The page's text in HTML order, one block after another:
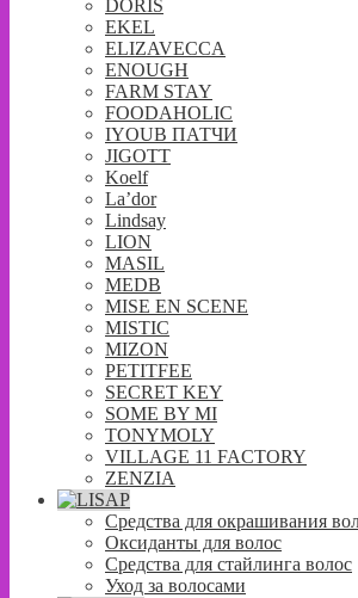
DORIS
EKEL
ELIZAVECCA
ENOUGH
FARM STAY
FOODAHOLIC
IYOUB ПАТЧИ
JIGOTT
Koelf
La’dor
Lindsay
LION
MASIL
MEDB
MISE EN SCENE
MISTIC
MIZON
PETITFEE
SECRET KEY
SOME BY MI
TONYMOLY
VILLAGE 11 FACTORY
ZENZIA
Средства для окрашивания
Оксиданты для волос
Средства для стайлинга волос
Уход за волосами